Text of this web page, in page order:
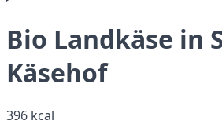
Bio Landkäse in
Käsehof
396 kcal